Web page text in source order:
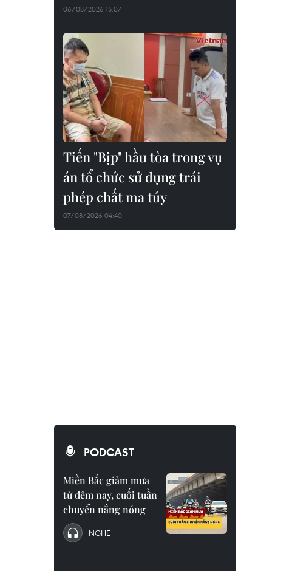
06/08/2026 15:07
Tiến "Bịp" hầu tòa trong vụ
án tổ chức sử dụng trái
phép chất ma túy
07/08/2026 04:40
PODCAST
Miền Bắc giảm mưa
từ đêm nay, cuối tuần
chuyển nắng nóng
NGHE